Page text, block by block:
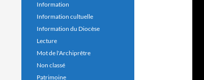
Information
Information cultuelle
Information du Diocèse
Lecture
Mot de l'Archiprêtre
Non classé
Patrimoine